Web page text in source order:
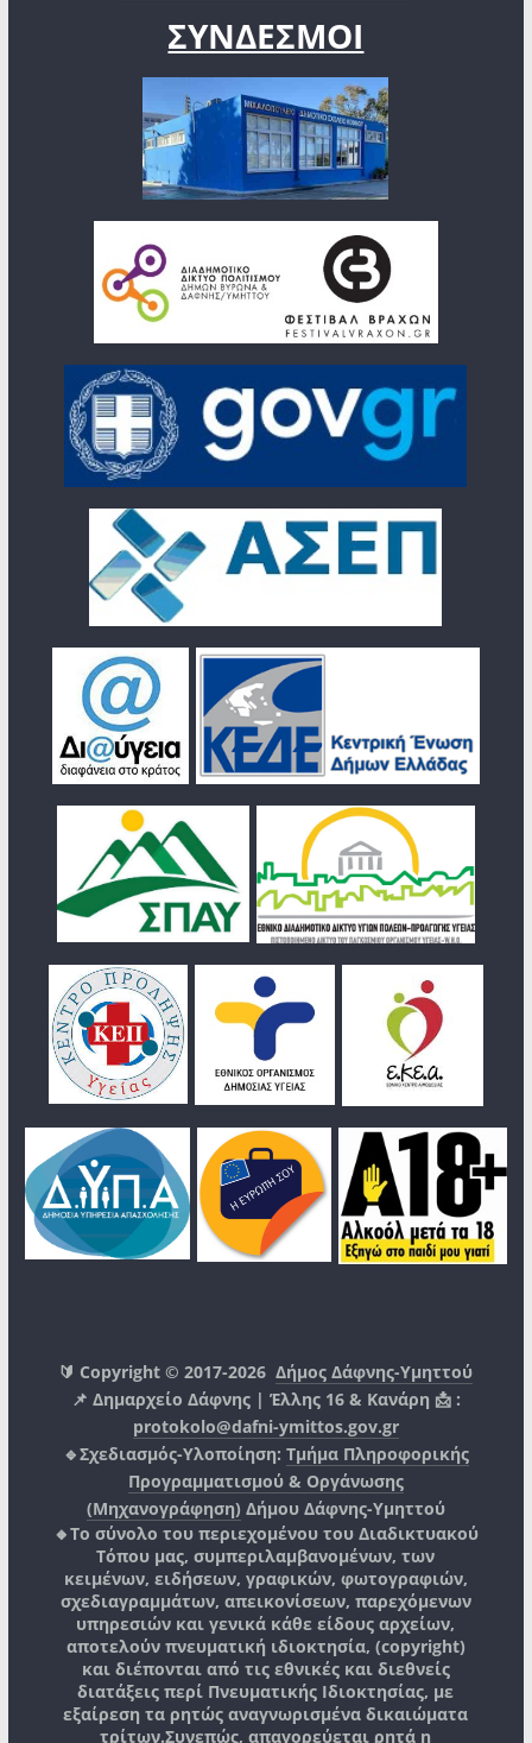
ΣΥΝΔΕΣΜΟΙ
🔰 Copyright © 2017-2026Δήμος Δάφνης-Υμηττού
📌 Δημαρχείο Δάφνης | Έλλης 16 & Κανάρη 📩 :
protokolo@dafni-ymittos.gov.gr
🔹Σχεδιασμός-Υλοποίηση: Τμήμα Πληροφορικής
Προγραμματισμού & Οργάνωσης
(Μηχανογράφηση) Δήμου Δάφνης-Υμηττού
🔸Το σύνολο του περιεχομένου του Διαδικτυακού
Τόπου μας, συμπεριλαμβανομένων, των
κειμένων, ειδήσεων, γραφικών, φωτογραφιών,
σχεδιαγραμμάτων, απεικονίσεων, παρεχόμενων
υπηρεσιών και γενικά κάθε είδους αρχείων,
αποτελούν πνευματική ιδιοκτησία, (copyright)
και διέπονται από τις εθνικές και διεθνείς
διατάξεις περί Πνευματικής Ιδιοκτησίας, με
εξαίρεση τα ρητώς αναγνωρισμένα δικαιώματα
τρίτων.Συνεπώς, απαγορεύεται ρητά η